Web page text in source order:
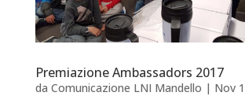
Premiazione Ambassadors 2017
da Comunicazione LNI Mandello | Nov